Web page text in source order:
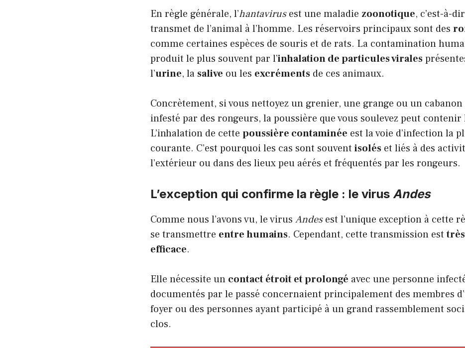
En règle générale, l’hantavirusest une maladie zoonotique, c’est-à-
transmet de l’animal à l’homme. Les réservoirs principaux sont des
comme certaines espèces de souris et de rats. La contamination
produit le plus souvent par l’inhalation de particules virales
l’urine, la salive ou les excréments de ces animaux.
Concrètement, si vous nettoyez un grenier, une grange ou un cabanon
infesté par des rongeurs, la poussière que vous soulevez peut contenir
L’inhalation de cette poussière contaminée est la voie d’infection la
courante. C’est pourquoi les cas sont souvent isolés et liés à des
l’extérieur ou dans des lieux peu aérés et fréquentés par les rongeurs.
L’exception qui confirme la règle : le virus Andes
Comme nous l’avons vu, le virus Andesest l’unique exception à cette
se transmettre entre humains. Cependant, cette transmission est
efficace.
Elle nécessite un contact étroit et prolongé avec une personne
documentés par le passé concernaient principalement des membres
foyer ou des personnes ayant participé à un grand rassemblement
clos.